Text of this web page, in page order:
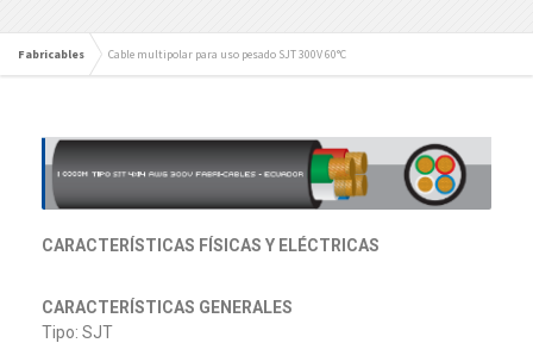
Fabricables Cable multipolar para uso pesado SJT 300V 60°C
CARACTERÍSTICAS FÍSICAS Y ELÉCTRICAS
CARACTERÍSTICAS GENERALES
Tipo: SJT